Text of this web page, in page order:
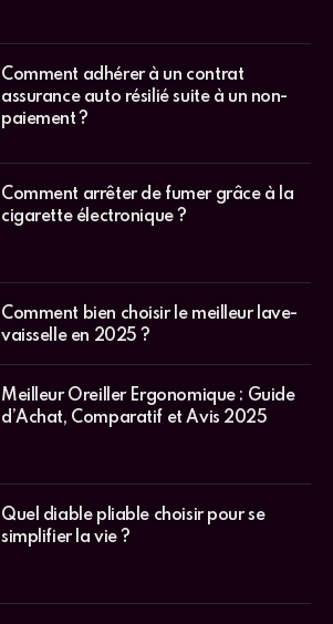
Comment adhérer à un contrat
assurance auto résilié suite à un non-
paiement ?
Comment arrêter de fumer grâce à la
cigarette électronique ?
Comment bien choisir le meilleur lave-
vaisselle en 2025 ?
Meilleur Oreiller Ergonomique : Guide
d’Achat, Comparatif et Avis 2025
Quel diable pliable choisir pour se
simplifier la vie ?